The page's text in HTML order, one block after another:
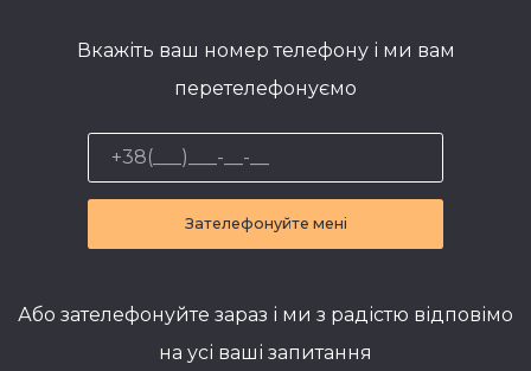
Вкажіть ваш номер телефону і ми вам
перетелефонуємо
Зателефонуйте мені
Або зателефонуйте зараз і ми з радістю відповімо
на усі ваші запитання